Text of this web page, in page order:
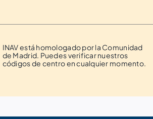
INAV está homologado por la Comunidad
de Madrid. Puedes verificar nuestros
códigos de centro en cualquier momento.